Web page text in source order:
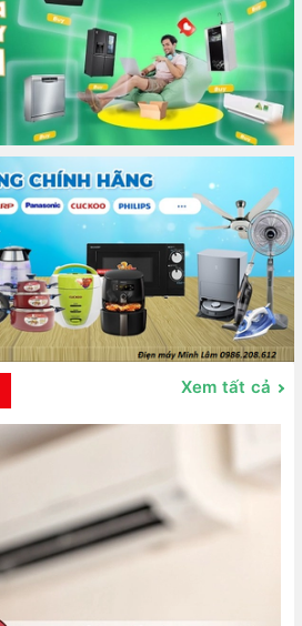
Xem tất cả